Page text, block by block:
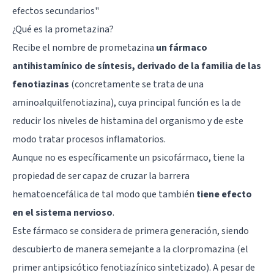
efectos secundarios"
¿Qué es la prometazina?
Recibe el nombre de prometazina un fármaco
antihistamínico de síntesis, derivado de la familia de las
fenotiazinas (concretamente se trata de una
aminoalquilfenotiazina), cuya principal función es la de
reducir los niveles de histamina del organismo y de este
modo tratar procesos inflamatorios.
Aunque no es específicamente un psicofármaco, tiene la
propiedad de ser capaz de cruzar la barrera
hematoencefálicade tal modo que también tiene efecto
en el sistema nervioso.
Este fármaco se considera de primera generación, siendo
descubierto de manera semejante a la clorpromazina (el
primer antipsicótico fenotiazínico sintetizado). A pesar de